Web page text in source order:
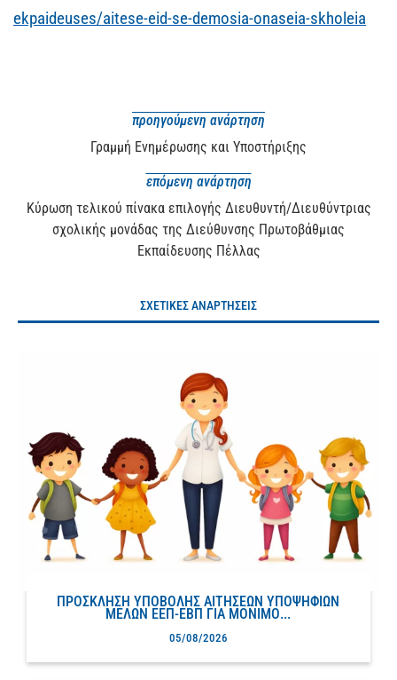
ekpaideuses/aitese-eid-se-demosia-onaseia-skholeia
προηγούμενη ανάρτηση
Γραμμή Ενημέρωσης και Υποστήριξης
επόμενη ανάρτηση
Κύρωση τελικού πίνακα επιλογής Διευθυντή/Διευθύντριας
σχολικής μονάδας της Διεύθυνσης Πρωτοβάθμιας
Εκπαίδευσης Πέλλας
ΣΧΕΤΙΚΕΣ ΑΝΑΡΤΗΣΕΙΣ
ΠΡΟΣΚΛΗΣΗ ΥΠΟΒΟΛΗΣ ΑΙΤΗΣΕΩΝ ΥΠΟΨΗΦΙΩΝ
ΜΕΛΩΝ ΕΕΠ-ΕΒΠ ΓΙΑ ΜΟΝΙΜΟ...
05/08/2026